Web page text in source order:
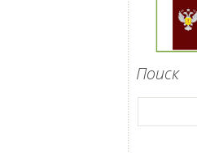
Поиск